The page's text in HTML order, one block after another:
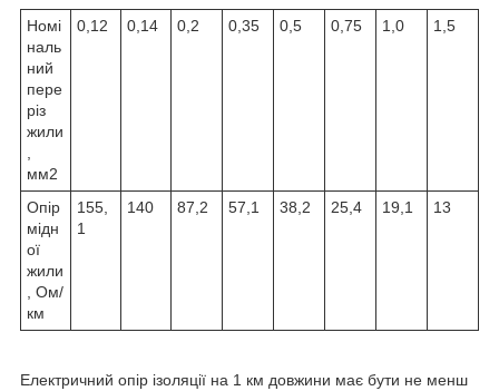
Номі
наль
ний
пере
різ
жили
мм2
0,12 0,14 0,2 0,35 0,5 0,75 1,0 1,5
Опір
мідн
ої
жили
, Ом/
км
155,
1
140 87,2 57,1 38,2 25,4 19,1 13
Електричний опір ізоляції на 1 км довжини має бути не менш